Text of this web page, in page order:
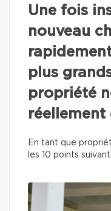
Une fois
nouveau
plus
propriété
réellement
En tant que
les 10 points